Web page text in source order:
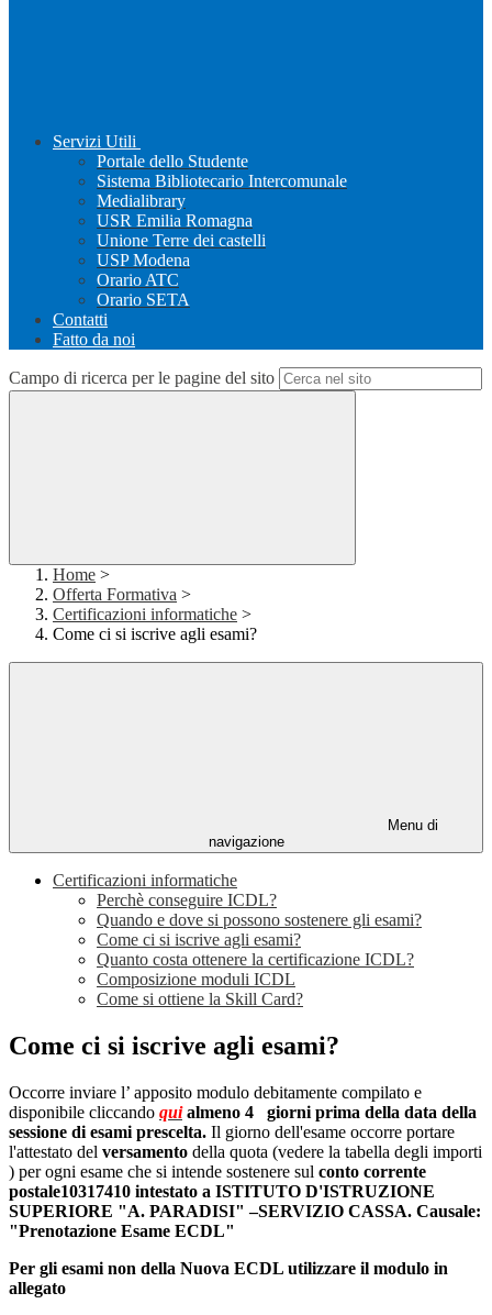
Servizi Utili
Portale dello Studente
Sistema Bibliotecario Intercomunale
Medialibrary
USR Emilia Romagna
Unione Terre dei castelli
USP Modena
Orario ATC
Orario SETA
Contatti
Fatto da noi
Campo di ricerca per le pagine del sito
Home >
Offerta Formativa >
Certificazioni informatiche >
Come ci si iscrive agli esami?
Menu di
navigazione
Certificazioni informatiche
Perchè conseguire ICDL?
Quando e dove si possono sostenere gli esami?
Come ci si iscrive agli esami?
Quanto costa ottenere la certificazione ICDL?
Composizione moduli ICDL
Come si ottiene la Skill Card?
Come ci si iscrive agli esami?
Occorre inviare l’ apposito modulo debitamente compilato e
disponibile cliccando quialmeno 4 giorni prima della data della
sessione di esami prescelta. Il giorno dell'esame occorre portare
l'attestato del versamento della quota (vedere la tabella degli importi
) per ogni esame che si intende sostenere sul conto corrente
postale10317410 intestato a ISTITUTO D'ISTRUZIONE
SUPERIORE "A. PARADISI" –SERVIZIO CASSA. Causale:
"Prenotazione Esame ECDL"
Per gli esami non della Nuova ECDL utilizzare il modulo in
allegato